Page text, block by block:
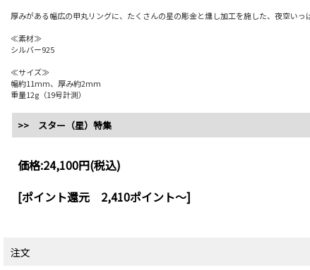
厚みがある幅広の甲丸リングに、たくさんの星の彫金と燻し加工を施した、夜空い
≪素材≫
シルバー925
≪サイズ≫
幅約11mm、厚み約2mm
重量12g（19号計測）
>> スター（星）特集
価格:24,100円(税込)
[ポイント還元 2,410ポイント～]
注文